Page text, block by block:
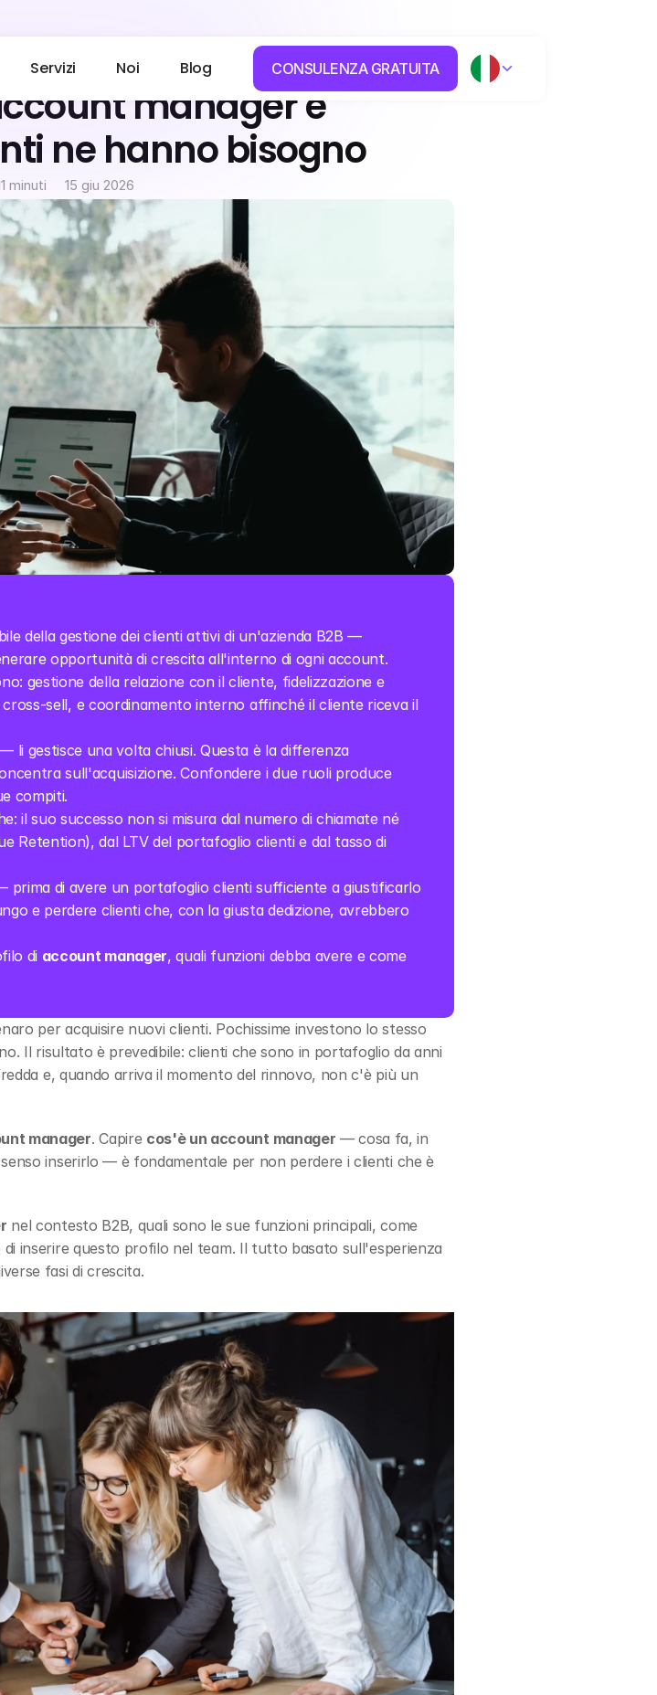
Servizi Noi Blog CONSULENZA GRATUITA
manager e
ne hanno bisogno
minuti 15 giu 2026
della gestione dei clienti attivi di un'azienda B2B —
opportunità di crescita all'interno di ogni account.
gestione della relazione con il cliente, fidelizzazione e
sell, e coordinamento interno affinché il cliente riceva il
li gestisce una volta chiusi. Questa è la differenza
sull'acquisizione. Confondere i due ruoli produce
compiti.
il suo successo non si misura dal numero di chiamate né
Retention), dal LTV del portafoglio clienti e dal tasso di
di avere un portafoglio clienti sufficiente a giustificarlo
e perdere clienti che, con la giusta dedizione, avrebbero
di account manager, quali funzioni debba avere e come
per acquisire nuovi clienti. Pochissime investono lo stesso
Il risultato è prevedibile: clienti che sono in portafoglio da anni
e, quando arriva il momento del rinnovo, non c'è più un
manager. Capire cos'è un account manager — cosa fa, in
inserirlo — è fondamentale per non perdere i clienti che è
nel contesto B2B, quali sono le sue funzioni principali, come
inserire questo profilo nel team. Il tutto basato sull'esperienza
fasi di crescita.